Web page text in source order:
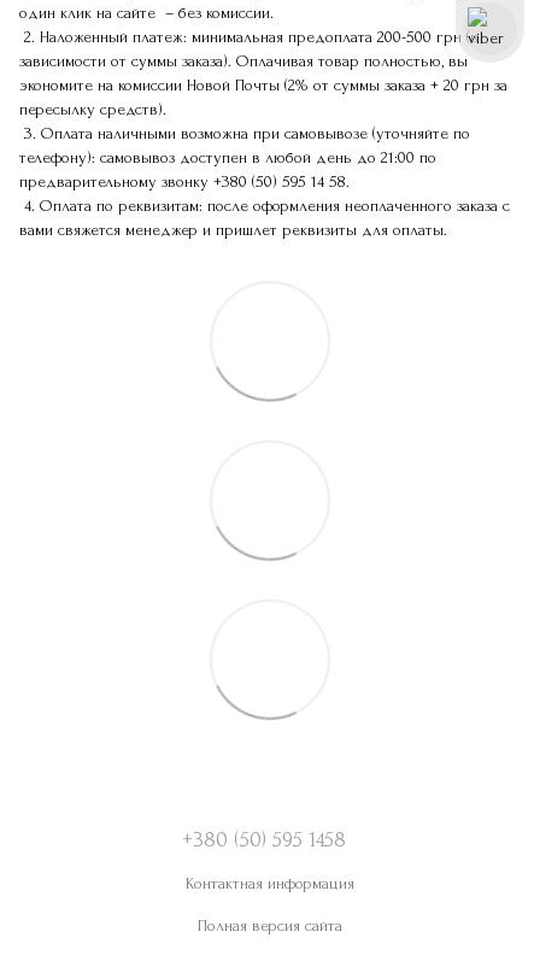
один клик на сайте – без комиссии.
2. Наложенный платеж: минимальная предоплата 200-500 грн (в
зависимости от суммы заказа). Оплачивая товар полностью, вы
экономите на комиссии Новой Почты (2% от суммы заказа + 20 грн за
пересылку средств).
3. Оплата наличными возможна при самовывозе (уточняйте по
телефону): самовывоз доступен в любой день до 21:00 по
предварительному звонку +380 (50) 595 14 58.
4. Оплата по реквизитам: после оформления неоплаченного заказа с
вами свяжется менеджер и пришлет реквизиты для оплаты.
+380 (50) 595 1458
Контактная информация
Полная версия сайта